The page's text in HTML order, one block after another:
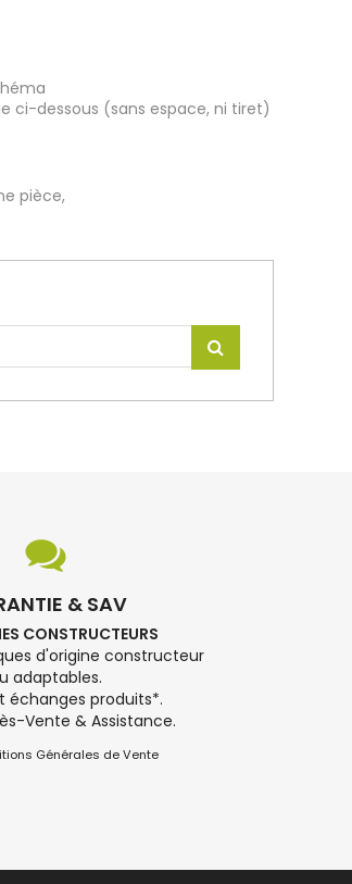
ci-dessous (sans espace, ni tiret)
pièce,
& SAV
CONSTRUCTEURS
d'origine constructeur
adaptables.
échanges produits*.
Vente & Assistance.
Générales de Vente